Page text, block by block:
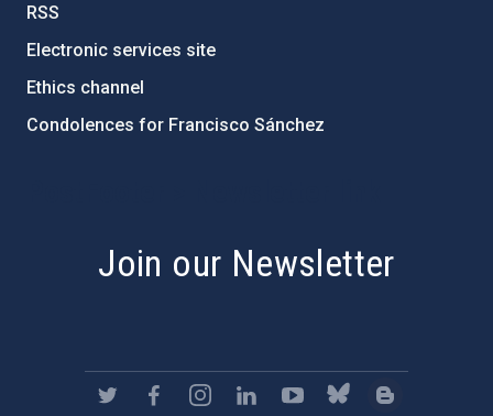
RSS
Electronic services site
Ethics channel
Condolences for Francisco Sánchez
Join our Newsletter